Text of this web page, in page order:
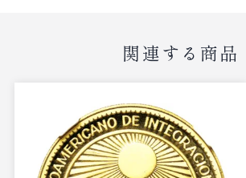
関連する商品